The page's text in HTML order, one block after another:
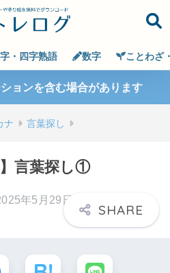
・四字熟語 数字 ことわざ
ョンを含む場合があります
ナ 言葉探し
】言葉探し①
年5月29日